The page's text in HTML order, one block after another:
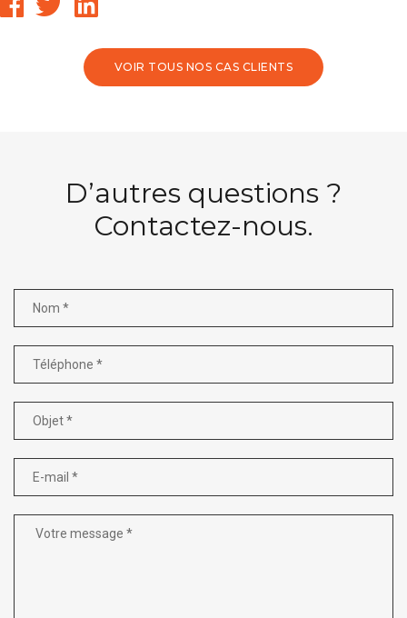
VOIR TOUS NOS CAS CLIENTS
D’autres questions ?
Contactez-nous.